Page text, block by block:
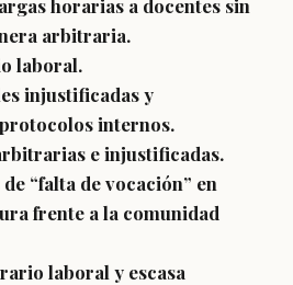
horarias a docentes sin
arbitraria.
laboral.
injustificadas y
internos.
e injustificadas.
“falta de vocación” en
frente a la comunidad
laboral y escasa